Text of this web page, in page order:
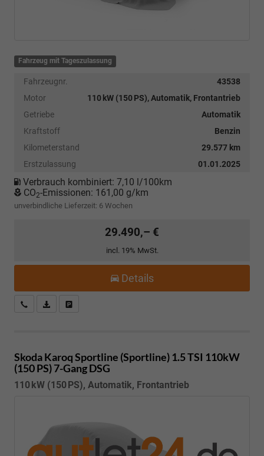
Fahrzeug mit Tageszulassung
Fahrzeugnr.
43538
Motor
110 kW (150 PS), Automatik, Frontantrieb
Getriebe
Automatik
Kraftstoff
Benzin
Kilometerstand
29.577 km
Erstzulassung
01.01.2025
Verbrauch kombiniert: 7,10 l/100km
CO2-Emissionen: 161,00 g/km
unverbindliche Lieferzeit: 6 Wochen
29.490,– €
incl. 19% MwSt.
Details
Kostenloser Rückruf-Service
PDF-Datei, Fahrzeugexposé drucken
Skoda KaroqSportline (Sportline) 1.5 TSI 110kW
(150 PS) 7-Gang DSG
110 kW (150 PS), Automatik, Frontantrieb